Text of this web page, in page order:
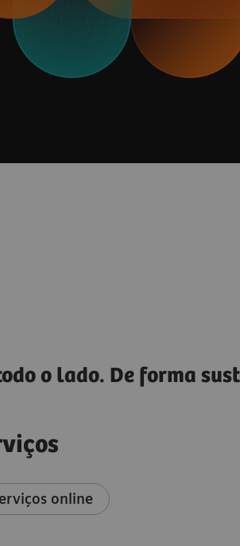
o lado. De forma
online